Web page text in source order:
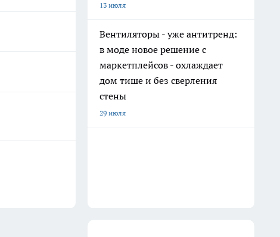
13 июля
Вентиляторы - уже антитренд:
в моде новое решение с
маркетплейсов - охлаждает
дом тише и без сверления
стены
29 июля